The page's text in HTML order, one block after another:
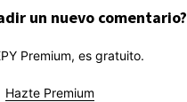
un nuevo comentario?
Premium, es gratuito.
Hazte Premium